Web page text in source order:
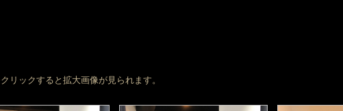
リックすると拡大画像が見られます。